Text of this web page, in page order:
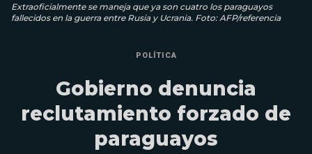
Extraoficialmente se maneja que ya son cuatro los paraguayos
fallecidos en la guerra entre Rusia y Ucrania. Foto: AFP/referencia
POLÍTICA
Gobierno denuncia
reclutamiento forzado de
paraguayos